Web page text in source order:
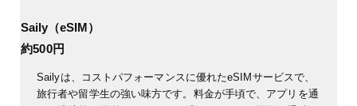
Saily（eSIM）
約500円
Sailyは、コストパフォーマンスに優れたeSIMサービスで、
旅行者や留学生の強い味方です。料金が手頃で、アプリを通